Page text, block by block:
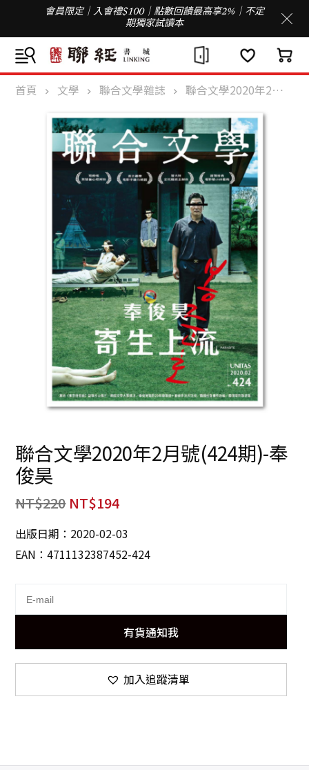
會員限定｜入會禮$100｜點數回饋最高享2%｜不定
期獨家試讀本
首頁 文學 聯合文學雜誌 聯合文學2020年2月號(424期)-奉俊昊
聯合文學2020年2月號(424期)-奉
俊昊
NT$220 NT$194
出版日期：2020-02-03
EAN：4711132387452-424
有貨通知我
加入追蹤清單